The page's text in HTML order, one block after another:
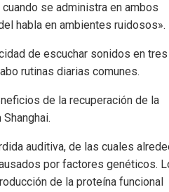
se administra en ambos
habla en ambientes ruidosos».
de escuchar sonidos en tres
rutinas diarias comunes.
de la recuperación de la
auditiva, de las cuales
​​por factores genéticos.
de la proteína funcional